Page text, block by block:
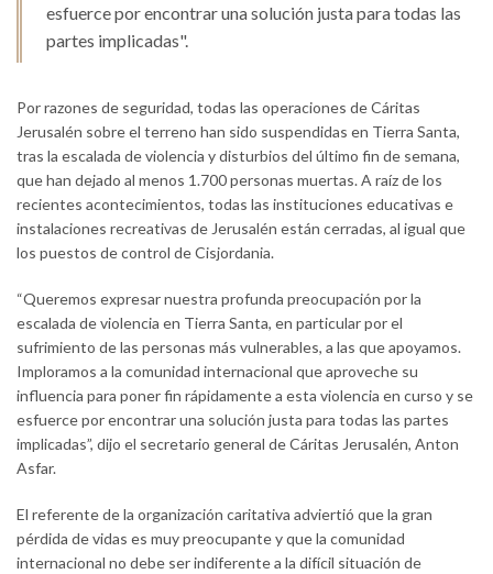
esfuerce por encontrar una solución justa para todas las
partes implicadas".
Por razones de seguridad, todas las operaciones de Cáritas
Jerusalén sobre el terreno han sido suspendidas en Tierra Santa,
tras la escalada de violencia y disturbios del último fin de semana,
que han dejado al menos 1.700 personas muertas. A raíz de los
recientes acontecimientos, todas las instituciones educativas e
instalaciones recreativas de Jerusalén están cerradas, al igual que
los puestos de control de Cisjordania.
“Queremos expresar nuestra profunda preocupación por la
escalada de violencia en Tierra Santa, en particular por el
sufrimiento de las personas más vulnerables, a las que apoyamos.
Imploramos a la comunidad internacional que aproveche su
influencia para poner fin rápidamente a esta violencia en curso y se
esfuerce por encontrar una solución justa para todas las partes
implicadas”, dijo el secretario general de Cáritas Jerusalén, Anton
Asfar.
El referente de la organización caritativa adviertió que la gran
pérdida de vidas es muy preocupante y que la comunidad
internacional no debe ser indiferente a la difícil situación de